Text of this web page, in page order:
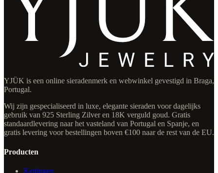
YJÜK is een online sieradenmerk en webwinkel gevestigd in Braga,
Portugal.
Wij zijn gespecialiseerd in luxe, elegante sieraden voor dagelijks
gebruik van 925 Sterling Zilver en 18K verguld goud. Gratis
standaardlevering naar het vasteland van Portugal en Spanje, en
gratis levering voor bestellingen boven €100 naar de rest van de EU.
Producten
Kettingen